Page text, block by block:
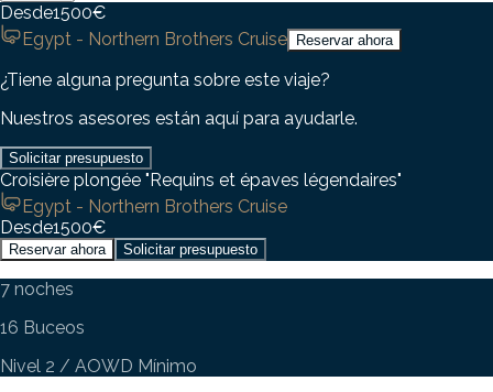
Desde1500€
Egypt - Northern Brothers Cruise
Reservar ahora
¿Tiene alguna pregunta sobre este viaje?
Nuestros asesores están aquí para ayudarle.
Solicitar presupuesto
Croisière plongée "Requins et épaves légendaires"
Egypt - Northern Brothers Cruise
Desde1500€
Reservar ahora Solicitar presupuesto
7 noches
16 Buceos
Nivel 2 / AOWD Mínimo